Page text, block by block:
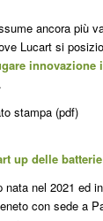
ancora più
Lucart si
innovazione
stampa (pdf)
up delle
nata nel 2021 ed
con sede a